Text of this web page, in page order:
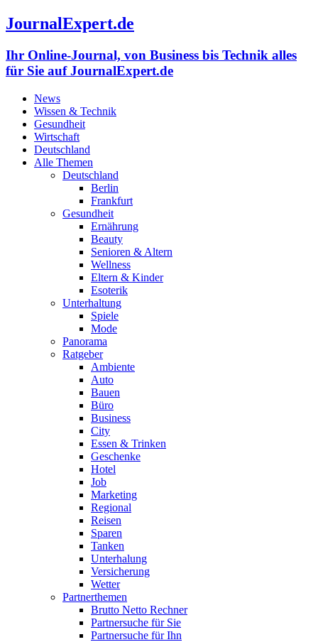
JournalExpert.de
Ihr Online-Journal, von Business bis Technik alles
für Sie auf JournalExpert.de
News
Wissen & Technik
Gesundheit
Wirtschaft
Deutschland
Alle Themen
Deutschland
Berlin
Frankfurt
Gesundheit
Ernährung
Beauty
Senioren & Altern
Wellness
Eltern & Kinder
Esoterik
Unterhaltung
Spiele
Mode
Panorama
Ratgeber
Ambiente
Auto
Bauen
Büro
Business
City
Essen & Trinken
Geschenke
Hotel
Job
Marketing
Regional
Reisen
Sparen
Tanken
Unterhalung
Versicherung
Wetter
Partnerthemen
Brutto Netto Rechner
Partnersuche für Sie
Partnersuche für Ihn